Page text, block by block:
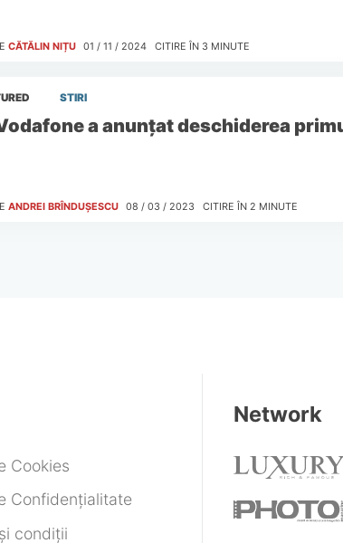
CĂTĂLIN NIȚU 01 / 11 / 2024 CITIRE ÎN 3 MINUTE
STIRI
a anunțat deschiderea
ANDREI BRÎNDUȘESCU 08 / 03 / 2023 CITIRE ÎN 2 MINUTE
Cookies
Confidențialitate
condiții
Network